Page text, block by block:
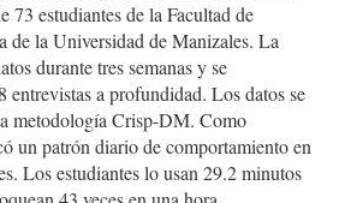
73 estudiantes de la Facultad de
de la Universidad de Manizales. La
durante tres semanas y se
entrevistas a profundidad. Los datos se
metodología Crisp-DM. Como
un patrón diario de comportamiento en
Los estudiantes lo usan 29.2 minutos